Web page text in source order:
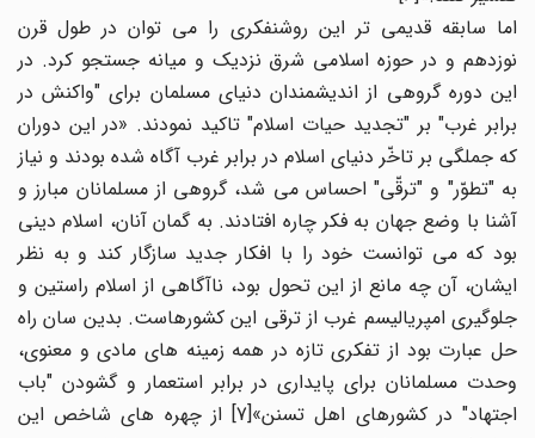
اما سابقه قدیمی تر این روشنفکری را می توان در طول قرن
نوزدهم و در حوزه اسلامی شرق نزدیک و میانه جستجو کرد. در
این دوره گروهی از اندیشمندان دنیای مسلمان برای "واکنش در
برابر غرب" بر "تجدید حیات اسلام" تاکید نمودند. «در این دوران
که جملگی بر تاخّر دنیای اسلام در برابر غرب آگاه شده بودند و نیاز
به "تطوّر" و "ترقّی" احساس می شد، گروهی از مسلمانان مبارز و
آشنا با وضع جهان به فکر چاره افتادند. به گمان آنان، اسلام دینی
بود که می توانست خود را با افکار جدید سازگار کند و به نظر
ایشان، آن چه مانع از این تحول بود، ناآگاهی از اسلام راستین و
جلوگیری امپریالیسم غرب از ترقی این کشورهاست. بدین سان راه
حل عبارت بود از تفکری تازه در همه زمینه های مادی و معنوی،
وحدت مسلمانان برای پایداری در برابر استعمار و گشودن "باب
اجتهاد" در کشورهای اهل تسنن»[7] از چهره های شاخص این